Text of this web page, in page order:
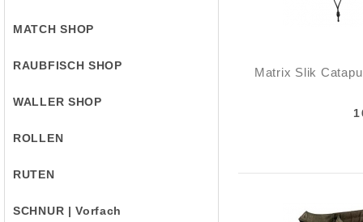
MATCH SHOP
RAUBFISCH SHOP
WALLER SHOP
ROLLEN
RUTEN
SCHNUR | Vorfach
Matrix Slik